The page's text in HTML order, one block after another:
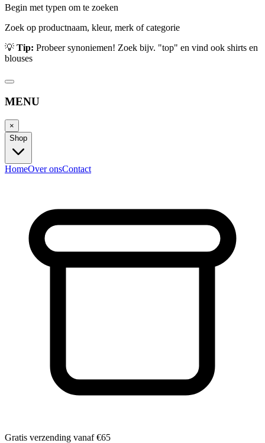
Begin met typen om te zoeken
Zoek op productnaam, kleur, merk of categorie
💡 Tip: Probeer synoniemen! Zoek bijv. "top" en vind ook shirts en
blouses
MENU
×
Shop
HomeOver onsContact
Gratis verzending vanaf€65